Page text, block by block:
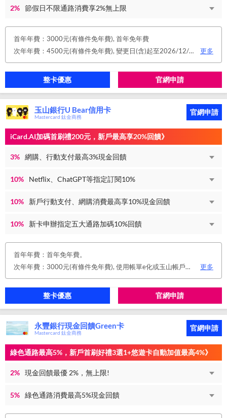
2% 節假日不限通路消費享2%無上限
首年年費：3000元(有條件免年費), 首年免年費
次年年費：4500元(有條件免年費), 變更日(含)起至2026/12/31止，符合原卡別之免年費消費條件 或 使用台新信用卡數位帳單(包含電子/行動帳單)且生效，即享免年費優惠。
更多
整卡優惠 官網申請
玉山銀行U Bear信用卡
Mastercard 鈦金商務
官網申請
iCard.AI加碼首刷禮200元，新戶最高享20%回饋》
3% 網購、行動支付最高3%現金回饋
10% Netflix、ChatGPT等指定訂閱10%
10% 新戶行動支付、網購消費最高享10%現金回饋
10% 新卡申辦指定五大通路加碼10%回饋
首年年費：首年免年費。
次年年費：3000元(有條件免年費), 使用帳單e化或玉山帳戶自動扣繳信用卡款或任消費一筆享免年費優惠。
更多
整卡優惠 官網申請
永豐銀行現金回饋Green卡
Mastercard 鈦金商務
官網申請
綠色通路最高5%，新戶首刷好禮3選1+悠遊卡自動加值最高4%》
2% 現金回饋最優 2%，無上限!
5% 綠色通路消費最高5%現金回饋